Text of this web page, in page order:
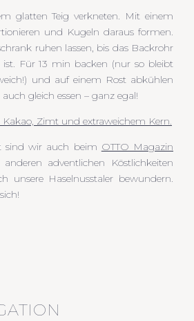
glatten Teig verkneten. Mit einem
und Kugeln daraus formen.
ruhen lassen, bis das Backrohr
ist. Für 13 min backen (nur so bleibt
und auf einem Rost abkühlen
auch gleich essen – ganz egal!
sind wir auch beim OTTO Magazin
adventlichen Köstlichkeiten
unsere Haselnusstaler bewundern.